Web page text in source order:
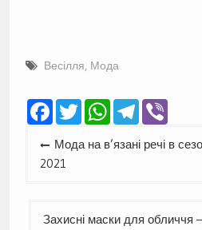
Весілля, Мода
Facebook
TwitterWhatsApp
Telegram
Viber
Навігація
записів
Мода на в’язані речі в
2021
Захисні маски для обличчя